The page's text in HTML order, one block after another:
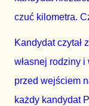
czuć kilometra.
Kandydat czytał
własnej rodziny i
przed wejściem
każdy kandydat